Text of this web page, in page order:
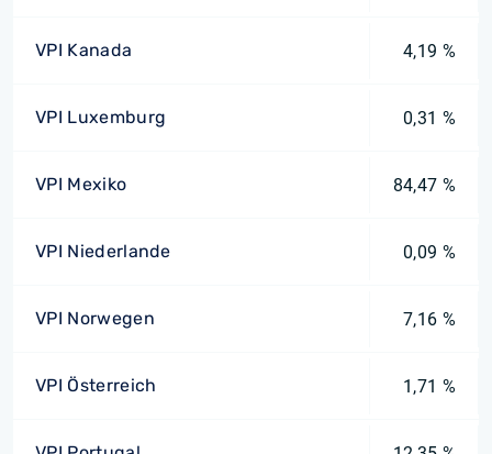
VPI Kanada 4,19 %
VPI Luxemburg 0,31 %
VPI Mexiko 84,47 %
VPI Niederlande 0,09 %
VPI Norwegen 7,16 %
VPI Österreich 1,71 %